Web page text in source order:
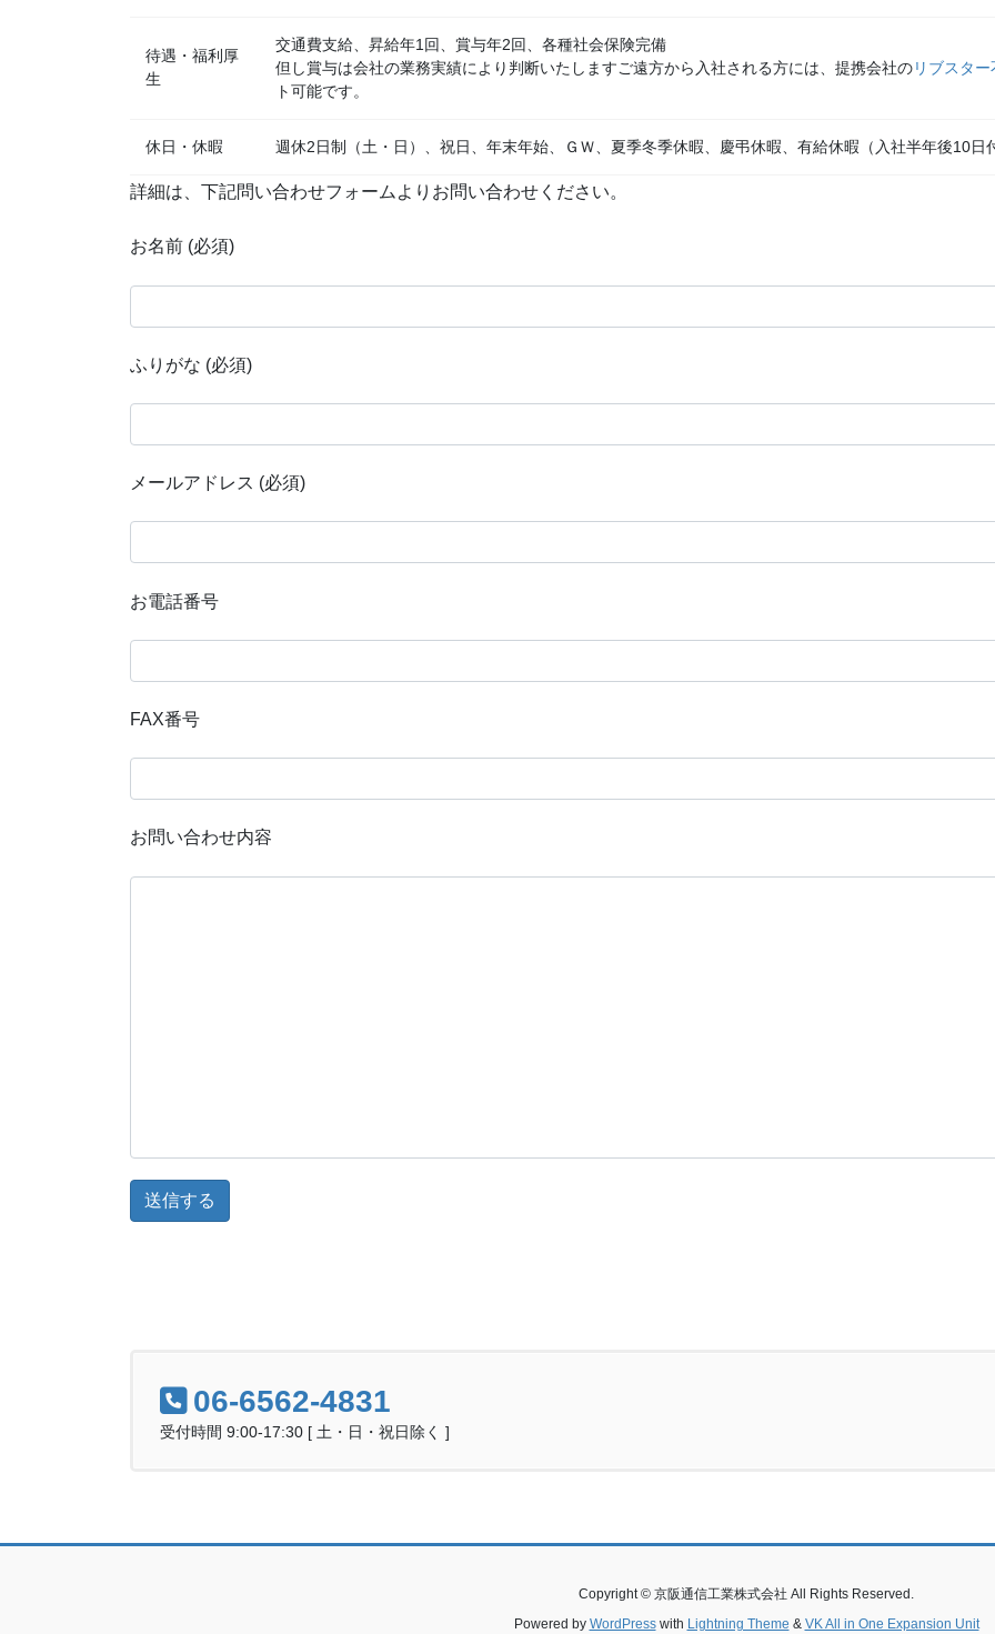
待遇・福利厚
生
交通費支給、昇給年1回、賞与年2回、各種社会保険完備
但し賞与は会社の業務実績により判断いたしますご遠方から入社される方には、提携会社のリブスタ
ト可能です。
休日・休暇 週休2日制（土・日）、祝日、年末年始、ＧＷ、夏季冬季休暇、慶弔休暇、有給休暇（入社半年後10日
詳細は、下記問い合わせフォームよりお問い合わせください。
お名前 (必須)
ふりがな (必須)
メールアドレス (必須)
お電話番号
FAX番号
お問い合わせ内容
06-6562-4831
受付時間 9:00-17:30 [ 土・日・祝日除く ]
Copyright © 京阪通信工業株式会社 All Rights Reserved.
Powered by WordPresswith Lightning Theme & VK All in One Expansion Unit